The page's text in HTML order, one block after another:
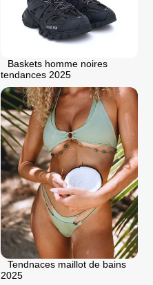
Baskets homme noires
tendances 2025
Tendnaces maillot de bains
2025